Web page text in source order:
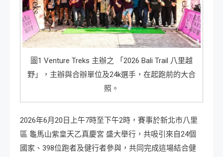
圖1 Venture Treks 主辦之 「2026 Bali Trail 八里越
野」，主辦與合辦單位及24k選手，在起跑前的大合
照。
2026年6月20日上午7時至下午2時，賽事於新北市八里
區 龜馬山紫皇天乙真慶宮 盛大舉行，共吸引來自24個
國家、398位跑者及健行者參與，共同完成這場結合健